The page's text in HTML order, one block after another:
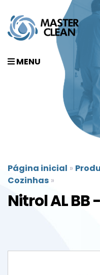
MENU
Página inicial »
Cozinhas »
Nitrol AL BB